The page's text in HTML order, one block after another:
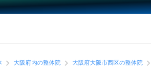
大阪府内の整体院 大阪府大阪市西区の整体院